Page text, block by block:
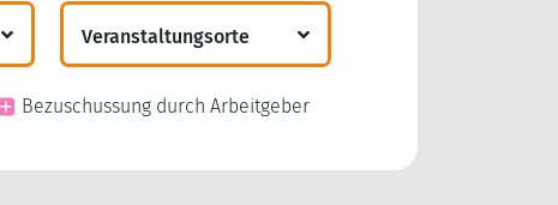
Veranstaltungsorte
Bezuschussung durch Arbeitgeber